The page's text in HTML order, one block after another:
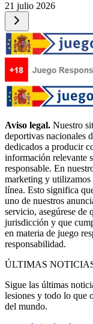
21 julio 2026
Aviso legal. Nuestro
deportivas nacionales
dedicados a producir
información relevante
responsable. En
marketing y utilizamos
línea. Esto significa
uno de nuestros
servicio, asegúrese de
jurisdicción y que
en materia de juego
responsabilidad.
ÚLTIMAS
Sigue las últimas
lesiones y todo lo que
del mundo.